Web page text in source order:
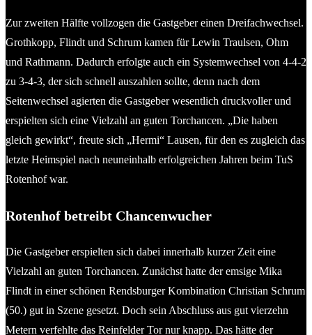
Zur zweiten Hälfte vollzogen die Gastgeber einen Dreifachwechsel.
Grothkopp, Flindt und Schrum kamen für Lewin Traulsen, Ohm
und Rathmann. Dadurch erfolgte auch ein Systemwechsel von 4-4-2
zu 3-4-3, der sich schnell auszahlen sollte, denn nach dem
Seitenwechsel agierten die Gastgeber wesentlich druckvoller und
erspielten sich eine Vielzahl an guten Torchancen. „Die haben
gleich gewirkt“, freute sich „Hermi“ Lausen, für den es zugleich das
letzte Heimspiel nach neuneinhalb erfolgreichen Jahren beim TuS
Rotenhof war.
Rotenhof betreibt Chancenwucher
Die Gastgeber erspielten sich dabei innerhalb kurzer Zeit eine
Vielzahl an guten Torchancen. Zunächst hatte der emsige Mika
Flindt in einer schönen Rendsburger Kombination Christian Schrum
(50.) gut in Szene gesetzt. Doch sein Abschluss aus gut vierzehn
Metern verfehlte das Reinfelder Tor nur knapp. Das hätte der